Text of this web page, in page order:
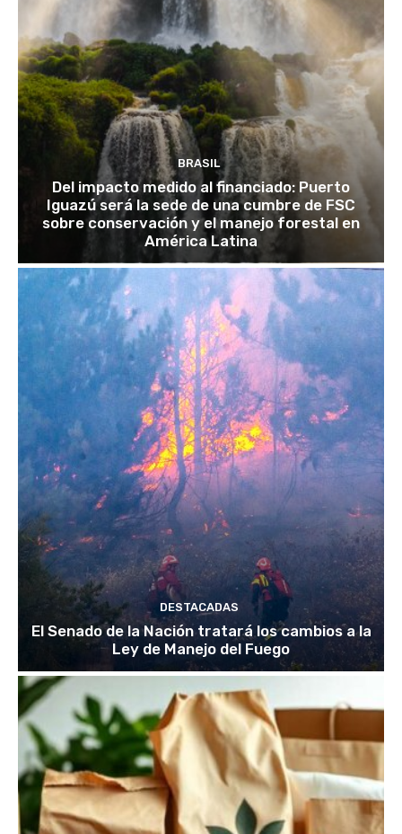
BRASIL
Del impacto medido al financiado: Puerto
Iguazú será la sede de una cumbre de FSC
sobre conservación y el manejo forestal en
América Latina
DESTACADAS
El Senado de la Nación tratará los cambios a la
Ley de Manejo del Fuego